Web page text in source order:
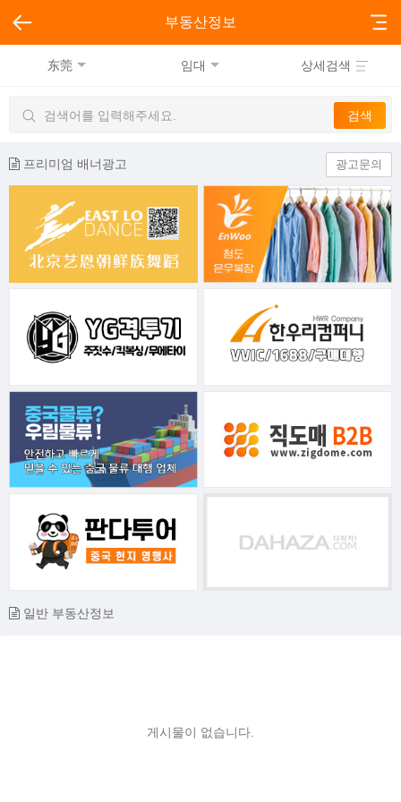
부동산정보
东莞 임대 상세검색
프리미엄 배너광고 광고문의
일반 부동산정보
게시물이 없습니다.